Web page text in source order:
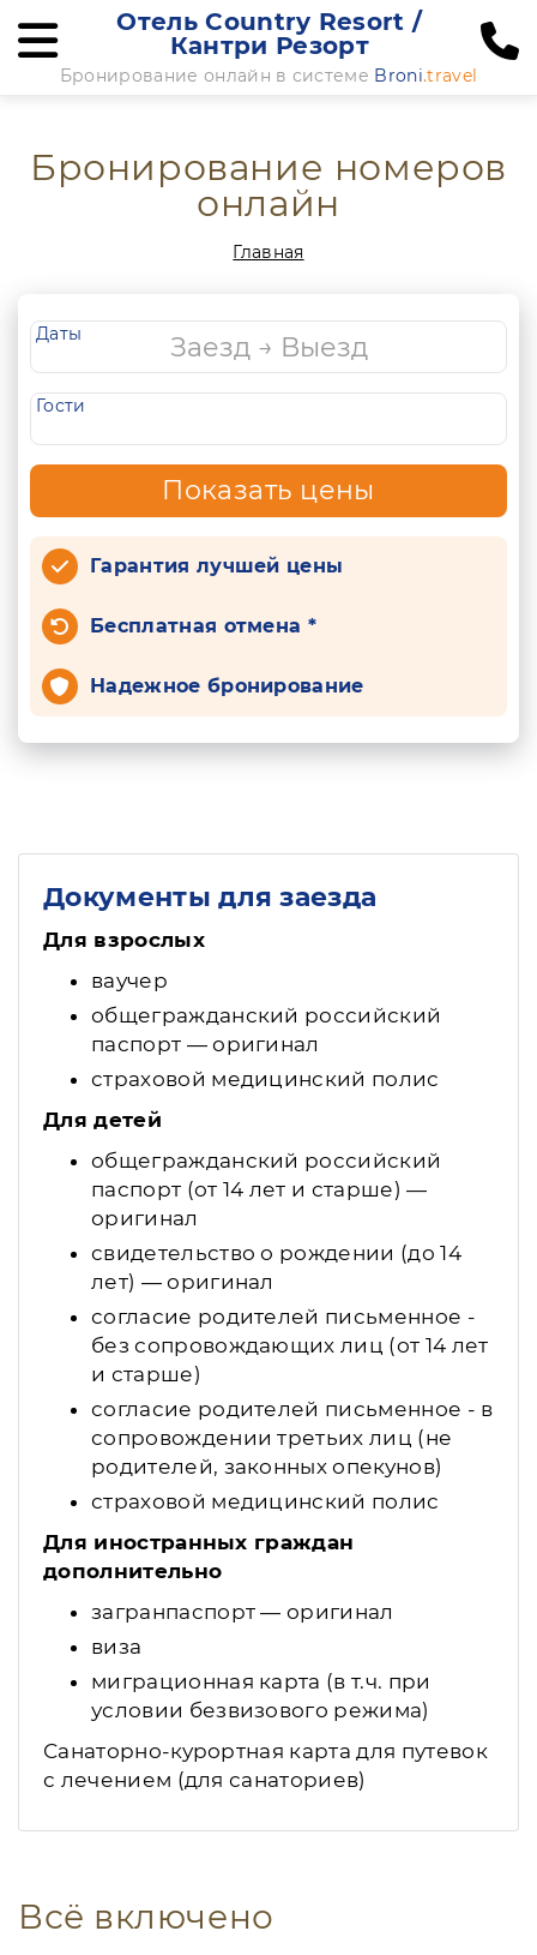
Отель Country Resort /
Кантри Резорт
Бронирование онлайн в системе Broni.travel
Бронирование номеров
онлайн
Главная
Даты
Гости
Показать цены
Гарантия лучшей цены
Бесплатная отмена *
Надежное бронирование
Документы для заезда
Для взрослых
ваучер
общегражданский российский
паспорт — оригинал
страховой медицинский полис
Для детей
общегражданский российский
паспорт (от 14 лет и старше) —
оригинал
свидетельство о рождении (до 14
лет) — оригинал
согласие родителей письменное -
без сопровождающих лиц (от 14 лет
и старше)
согласие родителей письменное - в
сопровождении третьих лиц (не
родителей, законных опекунов)
страховой медицинский полис
Для иностранных граждан
дополнительно
загранпаспорт — оригинал
виза
миграционная карта (в т.ч. при
условии безвизового режима)
Санаторно-курортная карта для путевок
с лечением (для санаториев)
Всё включено